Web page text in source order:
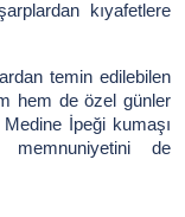
kıyafetlere
temin edilebilen
hem de özel günler
İpeği kumaşı
memnuniyetini de